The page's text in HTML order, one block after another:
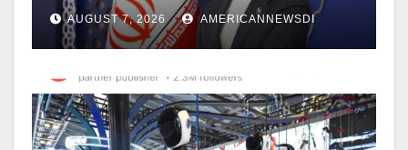
AUGUST 7, 2026 AMERICANNEWSDI